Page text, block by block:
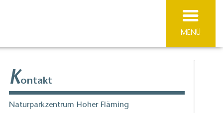
MENÜ
Kontakt
Naturparkzentrum Hoher Fläming